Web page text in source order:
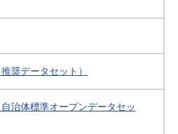
奨データセット）
治体標準オープンデータセッ